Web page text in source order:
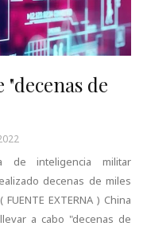
"decenas de
de inteligencia militar
decenas de miles
EXTERNA ) China
a cabo "decenas de